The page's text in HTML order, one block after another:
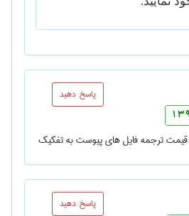
پاسخ دهید
قیمت ترجمه فایل های پیوست به تفکیک
پاسخ دهید